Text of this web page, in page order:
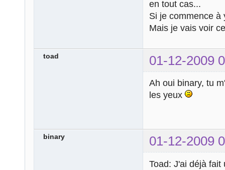
en tout cas...
Si je commence à
Mais je vais voir
toad 01-12-2009
Ah oui binary, tu
les yeux
binary 01-12-2009
Toad: J'ai déjà